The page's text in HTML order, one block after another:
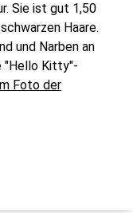
Sie ist gut 1,50
Haare.
und Narben an
"Hello Kitty"-
Foto der